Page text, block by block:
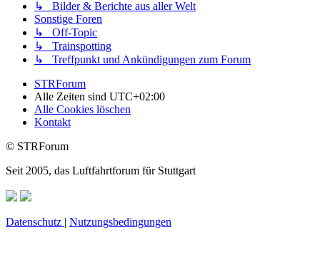
↳ Bilder & Berichte aus aller Welt
Sonstige Foren
↳ Off-Topic
↳ Trainspotting
↳ Treffpunkt und Ankündigungen zum Forum
STRForum
Alle Zeiten sind UTC+02:00
Alle Cookies löschen
Kontakt
© STRForum
Seit 2005, das Luftfahrtforum für Stuttgart
Datenschutz | Nutzungsbedingungen